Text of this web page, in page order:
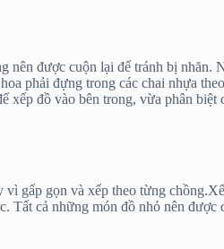
được cuộn lại để tránh bị nhăn.
phải đựng trong các chai nhựa
đồ vào bên trong, vừa phân biệt
gấp gọn và xếp theo từng
Tất cả những món đồ nhỏ nên